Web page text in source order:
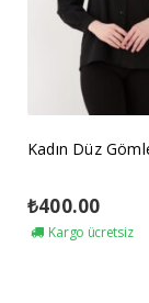
Kadın Düz
₺400.00
Kargo ücretsiz